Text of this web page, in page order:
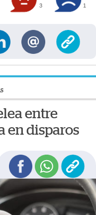
3 1
entre
en disparos